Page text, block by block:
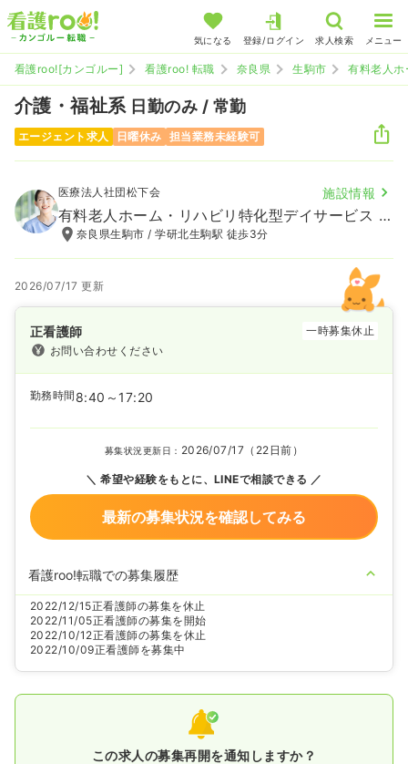
気になる 登録/ログイン 求人検索 メニュー
看護roo![カンゴルー] 看護roo! 転職 奈良県 生駒市 有料老人
介護・福祉系 日勤のみ / 常勤
エージェント求人 日曜休み 担当業務未経験可
医療法人社団松下会 施設情報
有料老人ホーム・リハビリ特化型デイサービス エリクシール
奈良県生駒市 / 学研北生駒駅 徒歩3分
2026/07/17 更新
正看護師
一時募集休止
お問い合わせください
勤務時間 8:40～17:20
募集状況更新日： 2026/07/17（22日前）
希望や経験をもとに、LINEで相談できる
最新の募集状況を確認してみる
看護roo!転職での募集履歴
2022/12/15正看護師の募集を休止
2022/11/05正看護師の募集を開始
2022/10/12正看護師の募集を休止
2022/10/09正看護師を募集中
この求人の募集再開を通知しますか？